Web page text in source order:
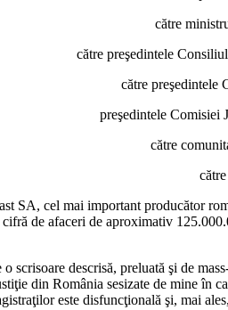
către
către preşedintele
către preşedintele
preşedintele
către
SA, cel mai important producător
de afaceri de aproximativ
scrisoare descrisă, preluată şi de
din România sesizate de mine
este disfuncţională şi, mai